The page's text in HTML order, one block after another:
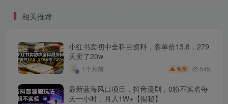
相关推荐
小红书卖初中全科目资料，客单价13.8，279
天卖了20w
1个月前 免费 545
最新蓝海风口项目，抖音漫剧，0粉不实名每
天一小时，月入1W+【揭秘】